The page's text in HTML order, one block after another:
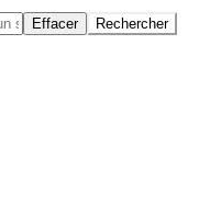
Effacer Rechercher